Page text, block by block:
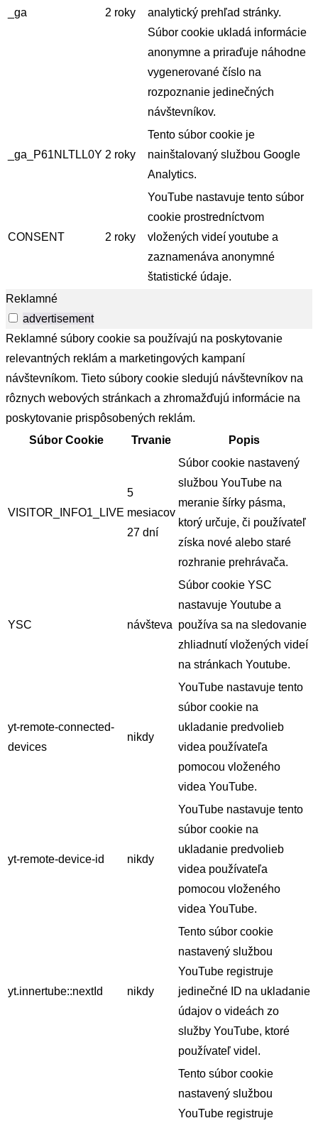
_ga 2 roky
analytický prehľad stránky.
Súbor cookie ukladá informácie
anonymne a priraďuje náhodne
vygenerované číslo na
rozpoznanie jedinečných
návštevníkov.
_ga_P61NLTLL0Y 2 roky
Tento súbor cookie je
nainštalovaný službou Google
Analytics.
CONSENT 2 roky
YouTube nastavuje tento súbor
cookie prostredníctvom
vložených videí youtube a
zaznamenáva anonymné
štatistické údaje.
Reklamné
advertisement
Reklamné súbory cookie sa používajú na poskytovanie
relevantných reklám a marketingových kampaní
návštevníkom. Tieto súbory cookie sledujú návštevníkov na
rôznych webových stránkach a zhromažďujú informácie na
poskytovanie prispôsobených reklám.
Súbor Cookie
Trvanie Popis
VISITOR_INFO1_LIVE
5
mesiacov
27 dní
Súbor cookie nastavený
službou YouTube na
meranie šírky pásma,
ktorý určuje, či používateľ
získa nové alebo staré
rozhranie prehrávača.
YSC návšteva
Súbor cookie YSC
nastavuje Youtube a
používa sa na sledovanie
zhliadnutí vložených videí
na stránkach Youtube.
yt-remote-connected-
devices
nikdy
YouTube nastavuje tento
súbor cookie na
ukladanie predvolieb
videa používateľa
pomocou vloženého
videa YouTube.
yt-remote-device-id nikdy
YouTube nastavuje tento
súbor cookie na
ukladanie predvolieb
videa používateľa
pomocou vloženého
videa YouTube.
yt.innertube::nextId nikdy
Tento súbor cookie
nastavený službou
YouTube registruje
jedinečné ID na ukladanie
údajov o videách zo
služby YouTube, ktoré
používateľ videl.
Tento súbor cookie
nastavený službou
YouTube registruje